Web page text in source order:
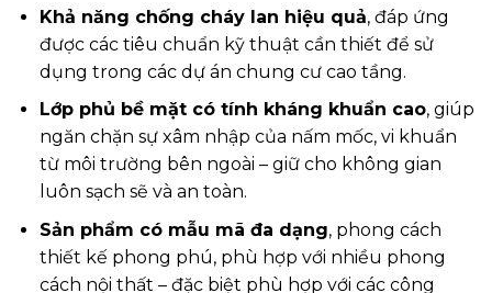
Khả năng chống cháy lan hiệu quả, đáp ứng
được các tiêu chuẩn kỹ thuật cần thiết để sử
dụng trong các dự án chung cư cao tầng.
Lớp phủ bề mặt có tính kháng khuẩn cao, giúp
ngăn chặn sự xâm nhập của nấm mốc, vi khuẩn
từ môi trường bên ngoài – giữ cho không gian
luôn sạch sẽ và an toàn.
Sản phẩm có mẫu mã đa dạng, phong cách
thiết kế phong phú, phù hợp với nhiều phong
cách nội thất – đặc biệt phù hợp với các công